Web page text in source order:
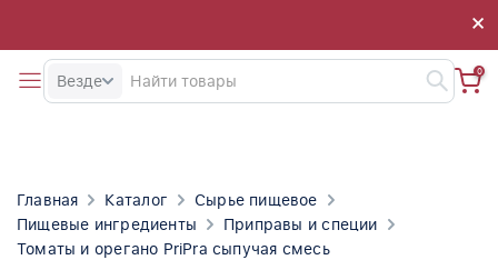
×
×
Везде
0
Главная Каталог
Сырье пищевое
Пищевые ингредиенты
Приправы и специи
Томаты и орегано PriPra сыпучая смесь